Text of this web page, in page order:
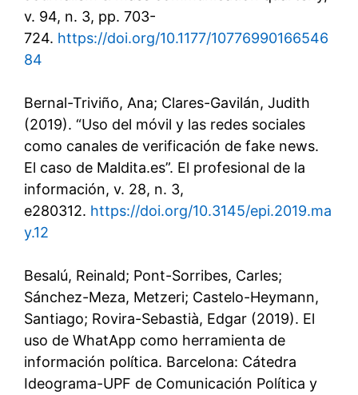
v. 94, n. 3, pp. 703-
724. https://doi.org/10.1177/10776990166546
84
Bernal-Triviño, Ana; Clares-Gavilán, Judith
(2019). “Uso del móvil y las redes sociales
como canales de verificación de fake news.
El caso de Maldita.es”. El profesional de la
información, v. 28, n. 3,
e280312. https://doi.org/10.3145/epi.2019.ma
y.12
Besalú, Reinald; Pont-Sorribes, Carles;
Sánchez-Meza, Metzeri; Castelo-Heymann,
Santiago; Rovira-Sebastià, Edgar (2019). El
uso de WhatApp como herramienta de
información política. Barcelona: Cátedra
Ideograma-UPF de Comunicación Política y